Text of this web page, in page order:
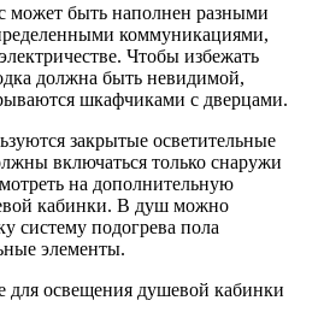
может быть наполнен разными
коммуникациями,
Чтобы избежать
должна быть невидимой,
шкафчиками с дверцами.
закрытые осветительные
включаться только снаружи
на дополнительную
кабинки. В душ можно
систему подогрева пола
элементы.